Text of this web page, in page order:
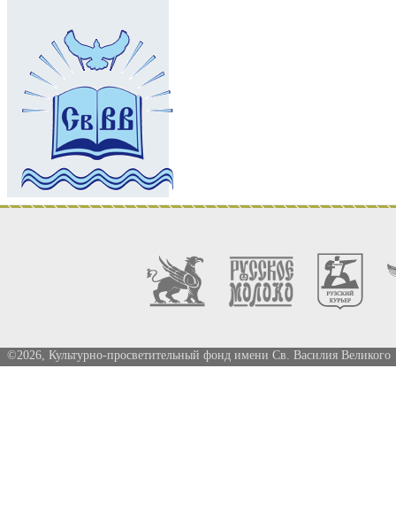
©2026, Культурно-просветительный фонд имени Св. Василия Великого